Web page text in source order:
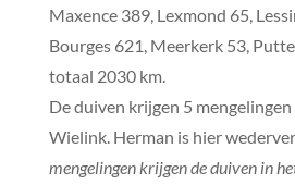
Maxence 389, Lexmond 65,
Bourges 621, Meerkerk 53,
totaal 2030 km.
De duiven krijgen 5
Wielink. Herman is hier
mengelingen krijgen de duiven in